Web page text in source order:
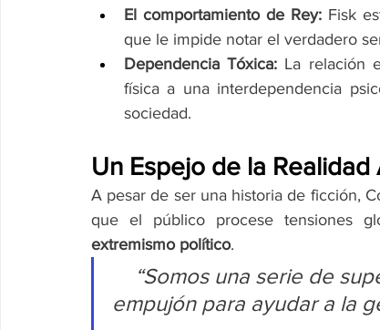
El comportamiento de Rey: Fisk
que le impide notar el verdadero
Dependencia Tóxica: La relación
física a una interdependencia
sociedad.
Un Espejo de la Realidad
A pesar de ser una historia de ficción,
que el público procese tensiones
extremismo político.
“Somos una serie de
empujón para ayudar a la